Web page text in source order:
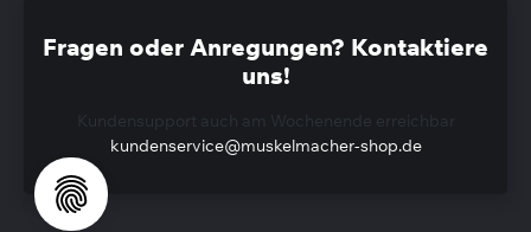
Fragen oder Anregungen? Kontaktiere
uns!
Kundensupport auch am Wochenende erreichbar
kundenservice@muskelmacher-shop.de